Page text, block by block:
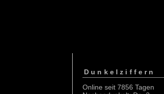
Dunkelziffern
Online seit 7856 Tagen